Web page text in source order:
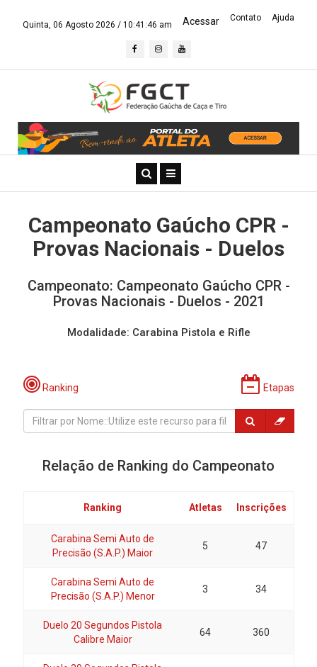
Quinta, 06 Agosto 2026 / 10:41:46 am Acessar Contato Ajuda
Campeonato Gaúcho CPR -
Provas Nacionais - Duelos
Campeonato: Campeonato Gaúcho CPR -
Provas Nacionais - Duelos - 2021
Modalidade: Carabina Pistola e Rifle
Ranking Etapas
Relação de Ranking do Campeonato
Ranking Atletas Inscrições
Carabina Semi Auto de
Precisão (S.A.P.) Maior
5 47
Carabina Semi Auto de
Precisão (S.A.P.) Menor
3 34
Duelo 20 Segundos Pistola
Calibre Maior
64 360